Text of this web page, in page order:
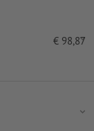
€ 98,87